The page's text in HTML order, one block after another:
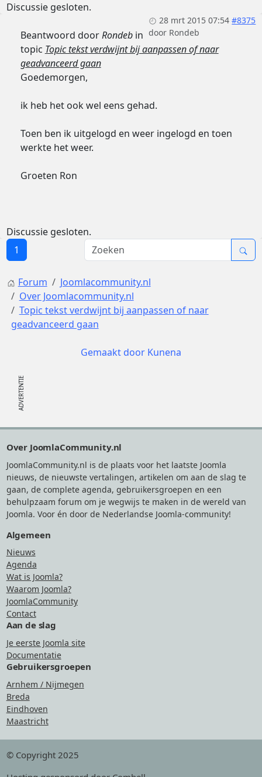
Discussie gesloten.
28 mrt 2015 07:54 #8375
door Rondeb
Beantwoord doorRondebin
topic Topic tekst verdwijnt bij aanpassen of naar
geadvanceerd gaan
Goedemorgen,
ik heb het ook wel eens gehad.
Toen ben ik uitgelogd en weer ingelogd en toen
werkte het weer.
Groeten Ron
Discussie gesloten.
1
Forum
Joomlacommunity.nl
Over Joomlacommunity.nl
Topic tekst verdwijnt bij aanpassen of naar
geadvanceerd gaan
Gemaakt door Kunena
Over JoomlaCommunity.nl
JoomlaCommunity.nl is de plaats voor het laatste Joomla
nieuws, de nieuwste vertalingen, artikelen om aan de slag te
gaan, de complete agenda, gebruikersgroepen en een
behulpzaam forum om je wegwijs te maken in de wereld van
Joomla. Voor én door de Nederlandse Joomla-community!
Algemeen
Nieuws
Agenda
Wat is Joomla?
Waarom Joomla?
JoomlaCommunity
Contact
Aan de slag
Je eerste Joomla site
Documentatie
Gebruikersgroepen
Arnhem / Nijmegen
Breda
Eindhoven
Maastricht
© Copyright 2025